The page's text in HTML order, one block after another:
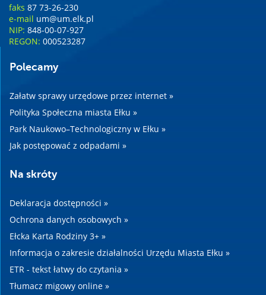
faks 87 73-26-230
e-mail um@um.elk.pl
NIP: 848-00-07-927
REGON: 000523287
Polecamy
Załatw sprawy urzędowe przez internet »
Polityka Społeczna miasta Ełku »
Park Naukowo–Technologiczny w Ełku »
Jak postępować z odpadami »
Na skróty
Deklaracja dostępności »
Ochrona danych osobowych »
Ełcka Karta Rodziny 3+ »
Informacja o zakresie działalności Urzędu Miasta Ełku »
ETR - tekst łatwy do czytania »
Tłumacz migowy online »